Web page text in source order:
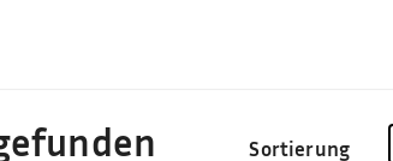
Sortierung